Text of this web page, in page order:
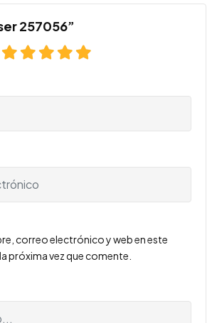
257056”
correo electrónico y web en este
próxima vez que comente.